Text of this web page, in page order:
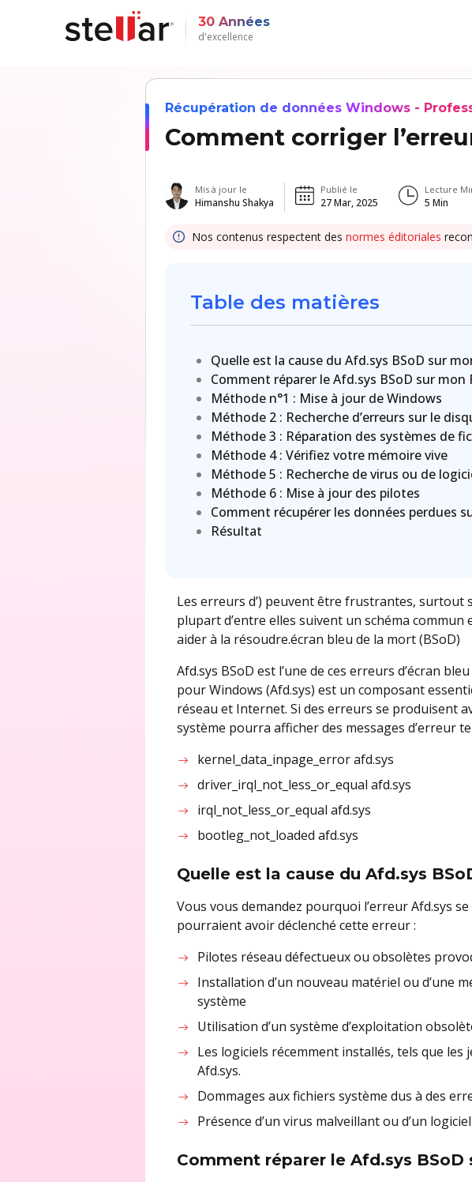
30 Années
d'excellence
Récupération de données Windows -
Comment corriger
Mis à jour le
Himanshu Shakya
Publié le
27 Mar, 2025
Lecture
5 Min
Nos contenus respectent desnormes éditoriales
Table des matières
Quelle est la cause du Afd.sys BSoD sur
Comment réparer le Afd.sys BSoD sur mon
Méthode n°1 : Mise à jour de Windows
Méthode 2 : Recherche d’erreurs sur le
Méthode 3 : Réparation des systèmes de
Méthode 4 : Vérifiez votre mémoire vive
Méthode 5 : Recherche de virus ou de
Méthode 6 : Mise à jour des pilotes
Comment récupérer les données perdues
Résultat
Les erreurs d’) peuvent être frustrantes, surtout
plupart d’entre elles suivent un schéma
aider à la résoudre.écran bleu de la mort (BSoD)
Afd.sys BSoD est l’une de ces erreurs d’écran
pour Windows (Afd.sys) est un composant
réseau et Internet. Si des erreurs se produisent
système pourra afficher des messages d’erreur
kernel_data_inpage_error afd.sys
driver_irql_not_less_or_equal afd.sys
irql_not_less_or_equal afd.sys
bootleg_not_loaded afd.sys
Quelle est la cause du Afd.sys
Vous vous demandez pourquoi l’erreur Afd.sys
pourraient avoir déclenché cette erreur :
Pilotes réseau défectueux ou obsolètes
Installation d’un nouveau matériel ou d’une
système
Utilisation d’un système d’exploitation
Les logiciels récemment installés, tels que
Afd.sys.
Dommages aux fichiers système dus à des
Présence d’un virus malveillant ou d’un
Comment réparer le Afd.sys BSoD